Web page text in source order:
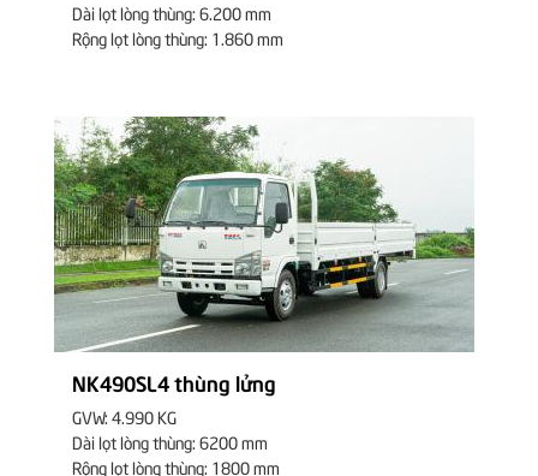
Dài lọt lòng thùng: 6.200 mm
Rộng lọt lòng thùng: 1.860 mm
NK490SL4 thùng lửng
GVW: 4.990 KG
Dài lọt lòng thùng: 6200 mm
Rộng lọt lòng thùng: 1800 mm